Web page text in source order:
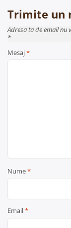
Trimite un
Adresa ta de email
*
Mesaj*
Nume*
Email*